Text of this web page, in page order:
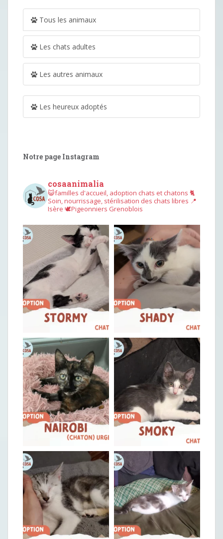
Tous les animaux
Les chats adultes
Les autres animaux
Les heureux adoptés
Notre page Instagram
cosaanimalia
😺familles d'accueil, adoption chats et chatons 🐈
Soin, nourrissage, stérilisation des chats libres 📍
Isère 🕊︎Pigeonniers Grenoblois